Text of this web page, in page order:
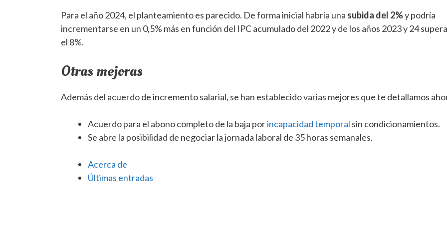
Para el año 2024, el planteamiento es parecido. De forma inicial habría una subida del 2%y podría
incrementarse en un 0,5% más en función del IPC acumulado del 2022 y de los años 2023 y 24
el 8%.
Otras mejoras
Además del acuerdo de incremento salarial, se han establecido varias mejores que te detallamos
Acuerdo para el abono completo de la baja porincapacidad temporal sin condicionamientos.
Se abre la posibilidad de negociar la jornada laboral de 35 horas semanales.
Acerca de
Últimas entradas